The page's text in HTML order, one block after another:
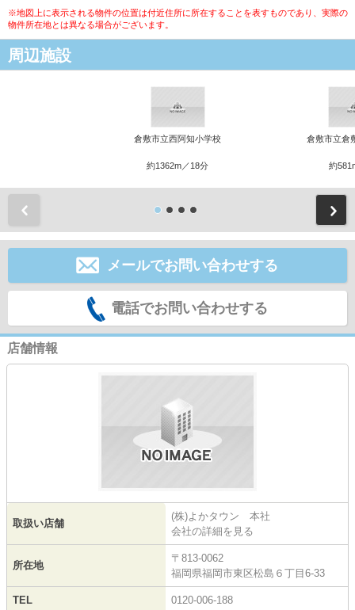
※地図上に表示される物件の位置は付近住所に所在することを表すものであり、実際の
物件所在地とは異なる場合がございます。
周辺施設
倉敷市立西阿知小学校
約1362m／18分
倉敷市立倉
約
メールでお問い合わせする
電話でお問い合わせする
店舗情報
取扱い店舗
(株)よかタウン 本社
会社の詳細を見る
所在地
〒813-0062
福岡県福岡市東区松島６丁目6-33
TEL 0120-006-188